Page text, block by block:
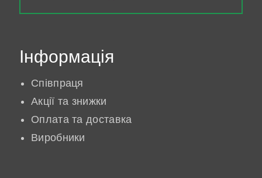
Інформація
Співпраця
Акції та знижки
Оплата та доставка
Виробники